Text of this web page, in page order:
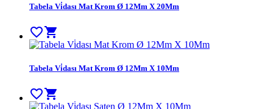
Tabela Vi̇dası Mat Krom Ø 12Mm X 20Mm
favorite_bordershopping_cart
Tabela Vi̇dası Mat Krom Ø 12Mm X 10Mm
favorite_border shopping_cart